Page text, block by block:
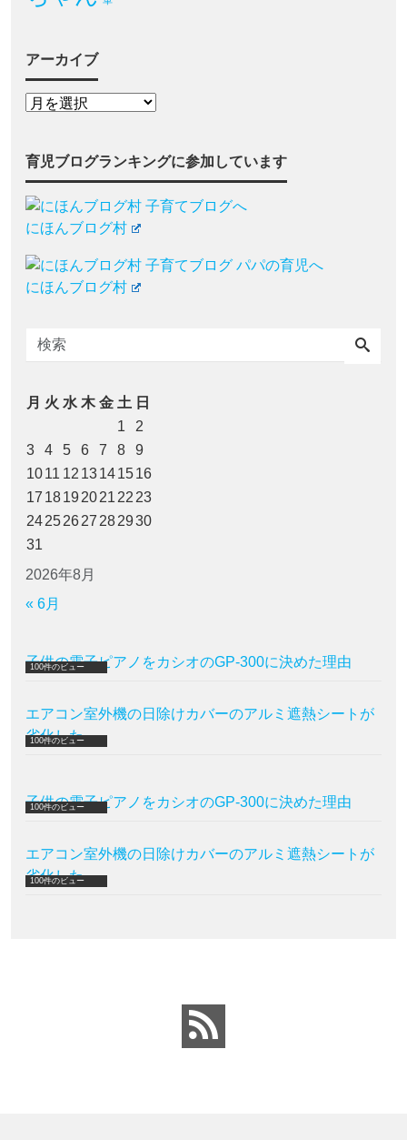
アーカイブ
育児ブログランキングに参加しています
にほんブログ村
にほんブログ村
2026年8月
月 火 水 木 金 土 日
1
2
3
4 5 6 7 8
9
1011 12 13141516
17 18192021 22 23
24252627 282930
31
« 6月
子供の電子ピアノをカシオのGP-300に決めた理由
100件のビュー
エアコン室外機の日除けカバーのアルミ遮熱シートが
劣化した
100件のビュー
子供の電子ピアノをカシオのGP-300に決めた理由
100件のビュー
エアコン室外機の日除けカバーのアルミ遮熱シートが
劣化した
100件のビュー